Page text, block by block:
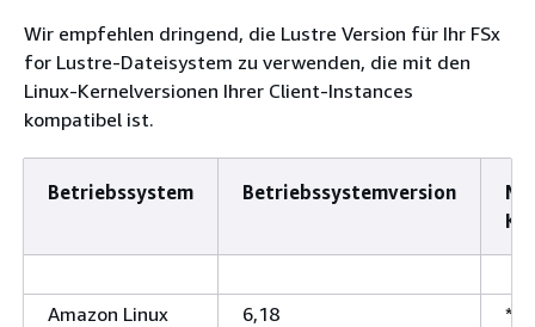
Wir empfehlen dringend, die Lustre Version für Ihr FSx
for Lustre-Dateisystem zu verwenden, die mit den
Linux-Kernelversionen Ihrer Client-Instances
kompatibel ist.
Betriebssystem Betriebssystemversion
Amazon Linux
6,18 *